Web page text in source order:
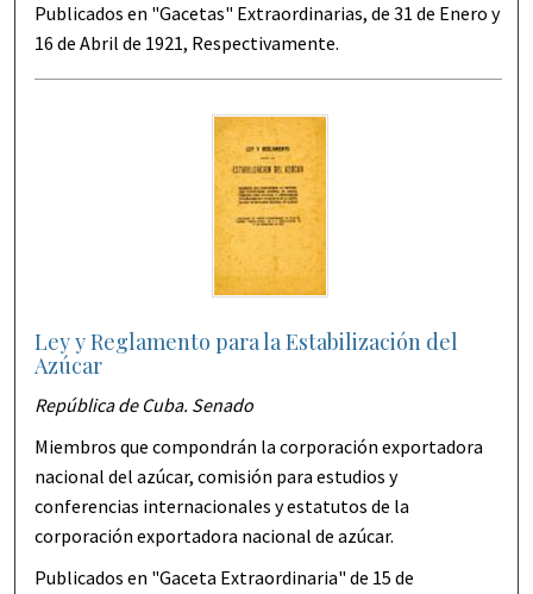
Publicados en "Gacetas" Extraordinarias, de 31 de Enero y
16 de Abril de 1921, Respectivamente.
Ley y Reglamento para la Estabilización del
Azúcar
República de Cuba. Senado
Miembros que compondrán la corporación exportadora
nacional del azúcar, comisión para estudios y
conferencias internacionales y estatutos de la
corporación exportadora nacional de azúcar.
Publicados en "Gaceta Extraordinaria" de 15 de